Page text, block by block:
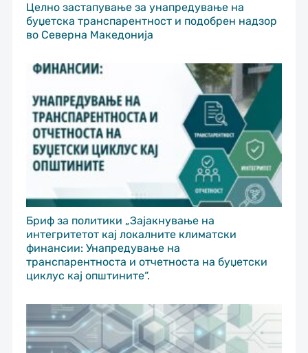
Целно застапување за унапредување на
буџетска транспарентност и подобрен надзор
во Северна Македонија
Бриф за политики „Зајакнување на
интегритетот кај локалните климатски
финансии: Унапредување на
транспарентноста и отчетноста на буџетски
циклус кај општините“.